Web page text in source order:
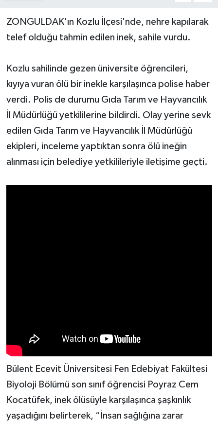
ZONGULDAK'ın Kozlu İlçesi'nde, nehre kapılarak
telef olduğu tahmin edilen inek, sahile vurdu.
Kozlu sahilinde gezen üniversite öğrencileri,
kıyıya vuran ölü bir inekle karşılaşınca polise haber
verdi. Polis de durumu Gıda Tarım ve Hayvancılık
İl Müdürlüğü yetkililerine bildirdi. Olay yerine sevk
edilen Gıda Tarım ve Hayvancılık İl Müdürlüğü
ekipleri, inceleme yaptıktan sonra ölü ineğin
alınması için belediye yetkilileriyle iletişime geçti.
Bülent Ecevit Üniversitesi Fen Edebiyat Fakültesi
Biyoloji Bölümü son sınıf öğrencisi Poyraz Cem
Kocatüfek, inek ölüsüyle karşılaşınca şaşkınlık
yaşadığını belirterek, “İnsan sağlığına zarar
Yaşam
DÜNYA